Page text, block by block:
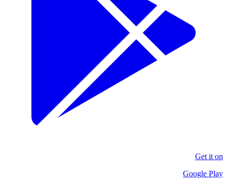
Get it on
Google Play